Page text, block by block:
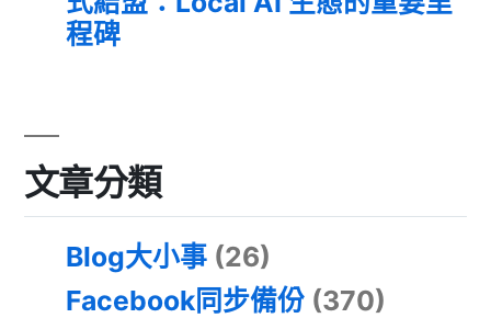
程碑
文章分類
Blog大小事 (26)
Facebook同步備份 (370)